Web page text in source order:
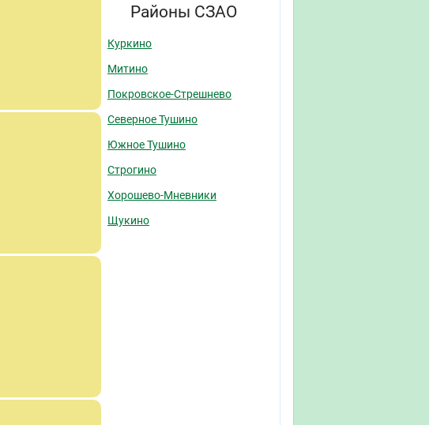
Районы СЗАО
Куркино
Митино
Покровское-Стрешнево
Северное Тушино
Южное Тушино
Строгино
Хорошево-Мневники
Щукино